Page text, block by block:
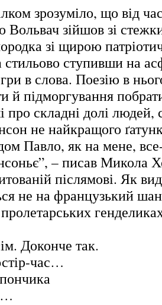
зрозуміло, що від
Вольвач зійшов зі
зі щирою
стильово ступивши на
в слова. Поезію в
й підморгування
про складні долі людей,
не найкращого
Павло, як на мене,
– писав Микола
післямові. Як
не на французький
Доконче так.
час…